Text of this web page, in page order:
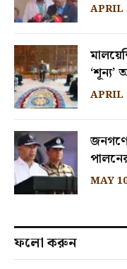
APRIL
‘শূন্য’
APRIL
MAY
ফলো করুন